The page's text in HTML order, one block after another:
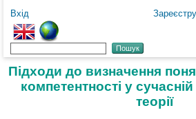
Вхід
Підходи до визначення
компетентності у
теорії